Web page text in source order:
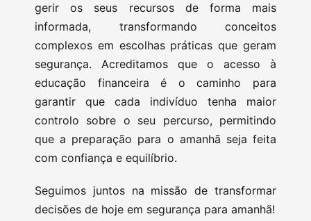
gerir os seus recursos de forma mais
informada, transformando conceitos
complexos em escolhas práticas que geram
segurança. Acreditamos que o acesso à
educação financeira é o caminho para
garantir que cada indivíduo tenha maior
controlo sobre o seu percurso, permitindo
que a preparação para o amanhã seja feita
com confiança e equilíbrio.
Seguimos juntos na missão de transformar
decisões de hoje em segurança para amanhã!